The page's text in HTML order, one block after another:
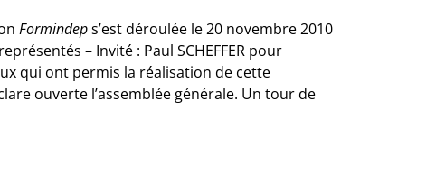
Formindeps’est déroulée le 20 novembre 2010
– Invité : Paul SCHEFFER pour
qui ont permis la réalisation de cette
ouverte l’assemblée générale. Un tour de